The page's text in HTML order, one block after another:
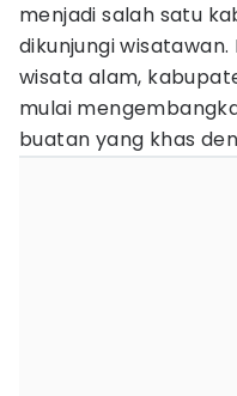
menjadi salah satu
dikunjungi
wisata alam,
mulai
buatan yang khas